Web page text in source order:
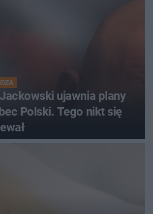
ujawnia plany
Polski. Tego nikt się